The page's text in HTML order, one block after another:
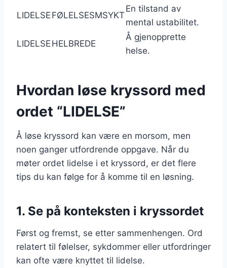
LIDELSE FØLELSESMSYKT
En tilstand av
mental ustabilitet.
LIDELSE HELBREDE
Å gjenopprette
helse.
Hvordan løse kryssord med
ordet “LIDELSE”
Å løse kryssord kan være en morsom, men
noen ganger utfordrende oppgave. Når du
møter ordet lidelse i et kryssord, er det flere
tips du kan følge for å komme til en løsning.
1. Se på konteksten i kryssordet
Først og fremst, se etter sammenhengen. Ord
relatert til følelser, sykdommer eller utfordringer
kan ofte være knyttet til lidelse.